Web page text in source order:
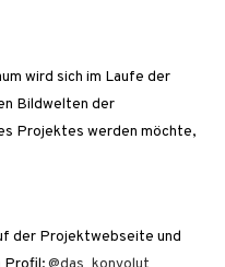
wird sich im Laufe der
Bildwelten der
Projektes werden möchte,
der Projektwebseite und